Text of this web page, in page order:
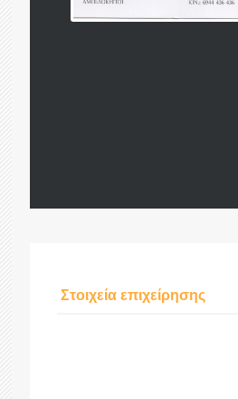
Στοιχεία επιχείρησης